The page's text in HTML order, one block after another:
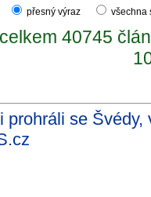
přesný výraz
40745
prohráli se